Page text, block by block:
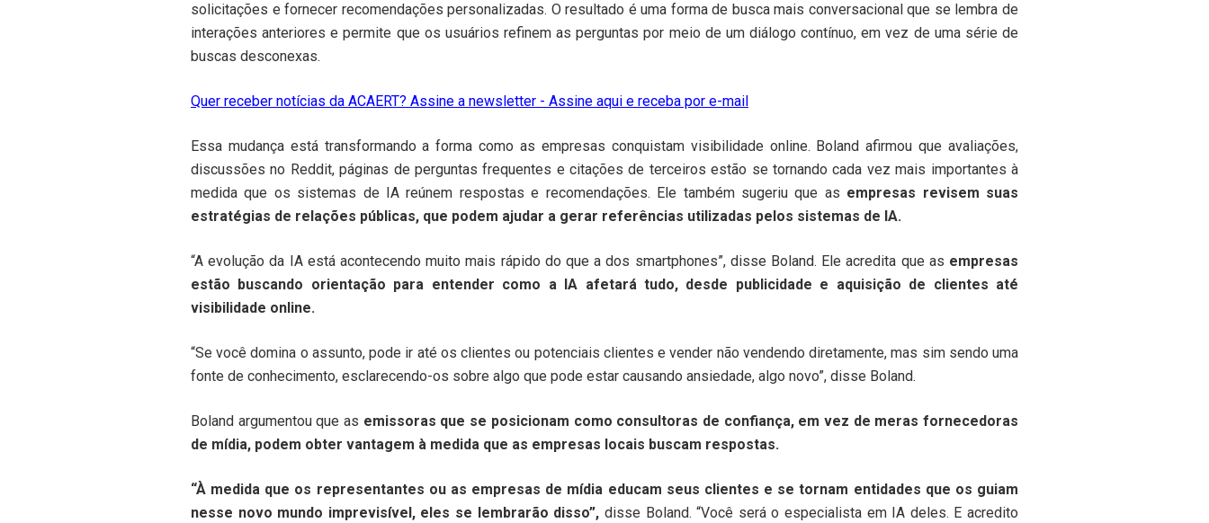
solicitações e fornecer recomendações personalizadas. O resultado é uma forma de busca mais conversacional que se lembra de
interações anteriores e permite que os usuários refinem as perguntas por meio de um diálogo contínuo, em vez de uma série de
buscas desconexas.
Quer receber notícias da ACAERT? Assine a newsletter - Assine aqui e receba por e-mail
Essa mudança está transformando a forma como as empresas conquistam visibilidade online. Boland afirmou que avaliações,
discussões no Reddit, páginas de perguntas frequentes e citações de terceiros estão se tornando cada vez mais importantes à
medida que os sistemas de IA reúnem respostas e recomendações. Ele também sugeriu que as empresas revisem suas
estratégias de relações públicas, que podem ajudar a gerar referências utilizadas pelos sistemas de IA.
“A evolução da IA ​​está acontecendo muito mais rápido do que a dos smartphones”, disse Boland. Ele acredita que as empresas
estão buscando orientação para entender como a IA afetará tudo, desde publicidade e aquisição de clientes até
visibilidade online.
“Se você domina o assunto, pode ir até os clientes ou potenciais clientes e vender não vendendo diretamente, mas sim sendo uma
fonte de conhecimento, esclarecendo-os sobre algo que pode estar causando ansiedade, algo novo”, disse Boland.
Boland argumentou que as emissoras que se posicionam como consultoras de confiança, em vez de meras fornecedoras
de mídia, podem obter vantagem à medida que as empresas locais buscam respostas.
“À medida que os representantes ou as empresas de mídia educam seus clientes e se tornam entidades que os guiam
nesse novo mundo imprevisível, eles se lembrarão disso”, disse Boland. “Você será o especialista em IA deles. E acredito